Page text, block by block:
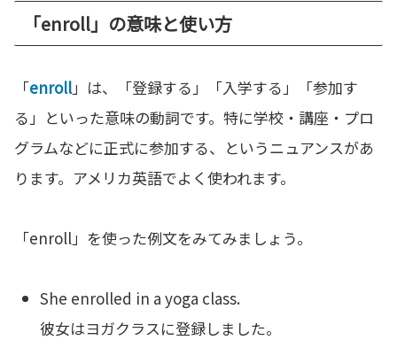
「enroll」の意味と使い方
「enroll」は、「登録する」「入学する」「参加す
る」といった意味の動詞です。特に学校・講座・プロ
グラムなどに正式に参加する、というニュアンスがあ
ります。アメリカ英語でよく使われます。
「enroll」を使った例文をみてみましょう。
She enrolled in a yoga class.
彼女はヨガクラスに登録しました。